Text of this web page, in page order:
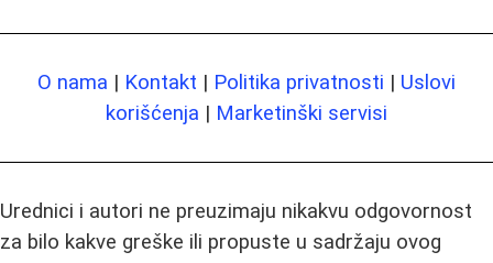
O nama | Kontakt | Politika privatnosti | Uslovi
korišćenja | Marketinški servisi
Urednici i autori ne preuzimaju nikakvu odgovornost
za bilo kakve greške ili propuste u sadržaju ovog